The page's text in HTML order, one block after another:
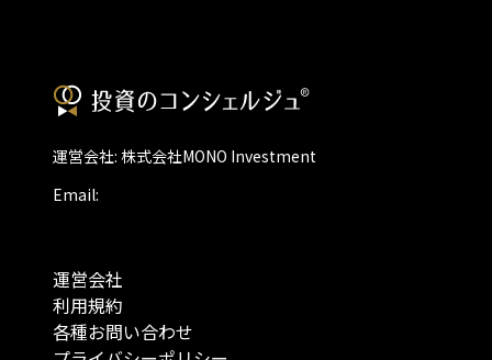
運営会社: 株式会社MONO Investment
Email:
運営会社
利用規約
各種お問い合わせ